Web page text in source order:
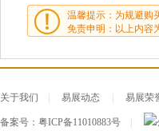
温馨提示：为规避购
免责申明：以上内容
关于我们 易展动态 易展荣
备案号： 粤ICP备11010883号